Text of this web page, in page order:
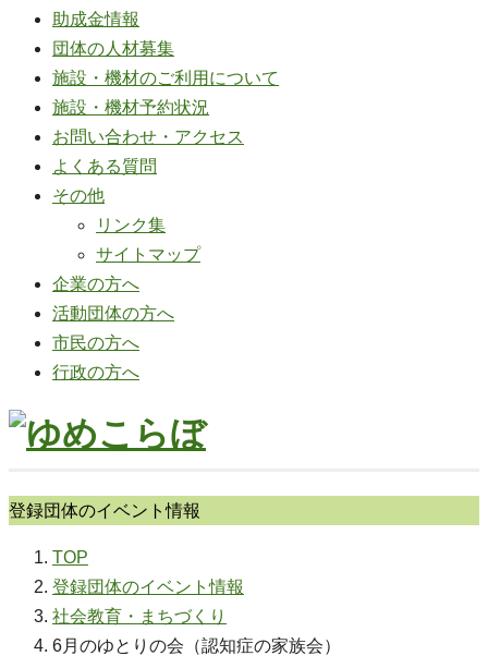
助成金情報
団体の人材募集
施設・機材のご利用について
施設・機材予約状況
お問い合わせ・アクセス
よくある質問
その他
リンク集
サイトマップ
企業の方へ
活動団体の方へ
市民の方へ
行政の方へ
登録団体のイベント情報
TOP
登録団体のイベント情報
社会教育・まちづくり
6月のゆとりの会（認知症の家族会）